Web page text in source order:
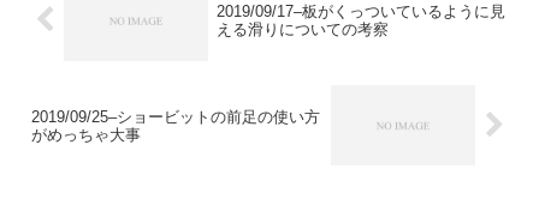
2019/09/17–板がくっついているように見
える滑りについての考察
2019/09/25–ショービットの前足の使い方
がめっちゃ大事